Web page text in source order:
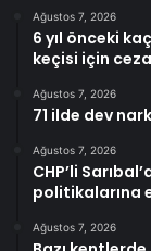
Ağustos 7, 2026
6 yıl önceki
keçisi için
Ağustos 7, 2026
71 ilde dev
Ağustos 7, 2026
CHP’li
politikalarına
Ağustos 7, 2026